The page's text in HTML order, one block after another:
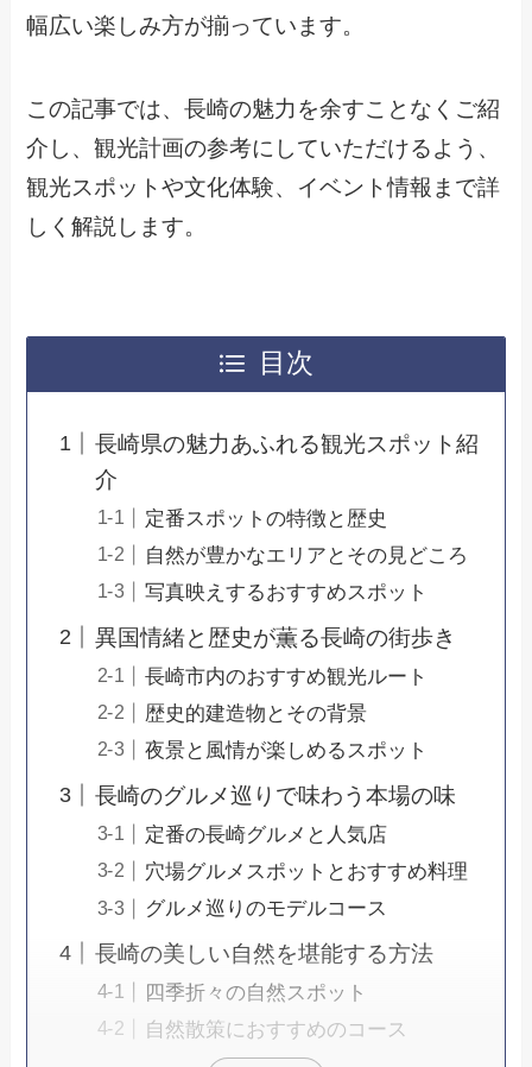
幅広い楽しみ方が揃っています。
この記事では、長崎の魅力を余すことなくご紹
介し、観光計画の参考にしていただけるよう、
観光スポットや文化体験、イベント情報まで詳
しく解説します。
目次
長崎県の魅力あふれる観光スポット紹
介
定番スポットの特徴と歴史
自然が豊かなエリアとその見どころ
写真映えするおすすめスポット
異国情緒と歴史が薫る長崎の街歩き
長崎市内のおすすめ観光ルート
歴史的建造物とその背景
夜景と風情が楽しめるスポット
長崎のグルメ巡りで味わう本場の味
定番の長崎グルメと人気店
穴場グルメスポットとおすすめ料理
グルメ巡りのモデルコース
長崎の美しい自然を堪能する方法
四季折々の自然スポット
自然散策におすすめのコース